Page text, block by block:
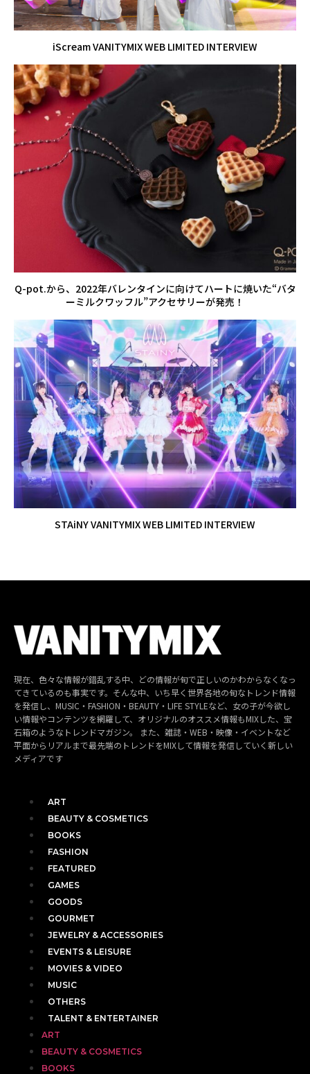
iScream VANITYMIX WEB LIMITED INTERVIEW
Q-pot.から、2022年バレンタインに向けてハートに焼いた“バタ
ーミルクワッフル”アクセサリーが発売！
STAiNY VANITYMIX WEB LIMITED INTERVIEW
現在、色々な情報が錯乱する中、どの情報が旬で正しいのかわからなくなっ
てきているのも事実です。そんな中、いち早く世界各地の旬なトレンド情報
を発信し、MUSIC・FASHION・BEAUTY・LIFE STYLEなど、女の子が今欲し
い情報やコンテンツを網羅して、オリジナルのオススメ情報もMIXした、宝
石箱のようなトレンドマガジン。 また、雑誌・WEB・映像・イベントなど
平面からリアルまで最先端のトレンドをMIXして情報を発信していく新しい
メディアです
ART
BEAUTY & COSMETICS
BOOKS
FASHION
FEATURED
GAMES
GOODS
GOURMET
JEWELRY & ACCESSORIES
EVENTS & LEISURE
MOVIES & VIDEO
MUSIC
OTHERS
TALENT & ENTERTAINER
ART
BEAUTY & COSMETICS
BOOKS